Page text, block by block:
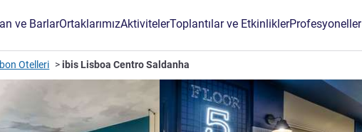
ve BarlarOrtaklarımızAktivitelerToplantılar ve EtkinliklerProfesyoneller
Otelleri ibis Lisboa Centro Saldanha